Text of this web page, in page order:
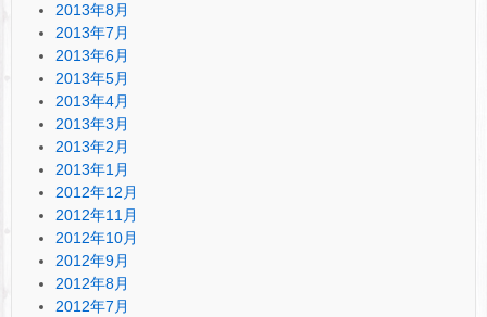
2013年8月
2013年7月
2013年6月
2013年5月
2013年4月
2013年3月
2013年2月
2013年1月
2012年12月
2012年11月
2012年10月
2012年9月
2012年8月
2012年7月